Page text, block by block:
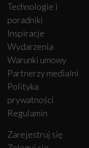
Technologie i
poradniki
Inspiracje
Wydarzenia
Warunki umowy
Partnerzy medialni
Polityka
prywatności
Regulamin
Zarejestruj się